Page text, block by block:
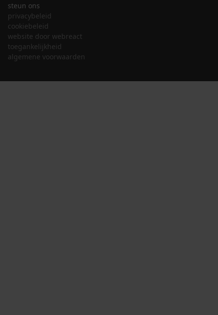
steun ons
privacybeleid
cookiebeleid
website door webreact
toegankelijkheid
algemene voorwaarden